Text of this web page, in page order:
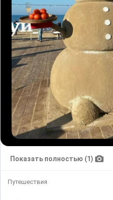
Показать полностью (1)
Путешествия